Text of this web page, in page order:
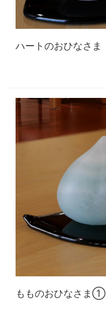
ハートのおひなさま
もものおひなさま①